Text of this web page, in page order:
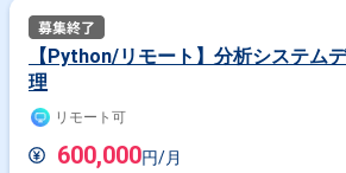
【Python/リモート】分析システム
理
リモート可
600,000円/月
その他開発言語・スキルから探す
AWS Python Lambda SQL
Athena